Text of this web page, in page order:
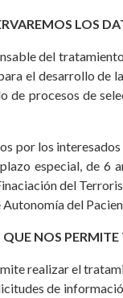
LOS
del
el desarrollo
procesos de
por los
especial, de
del
del
NOS
realizar el
de